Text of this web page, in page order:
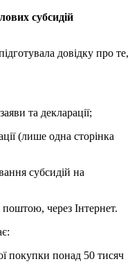
субсидій
довідку про те,
та декларації;
(лише одна сторінка
субсидій на
через Інтернет.
покупки понад 50 тисяч